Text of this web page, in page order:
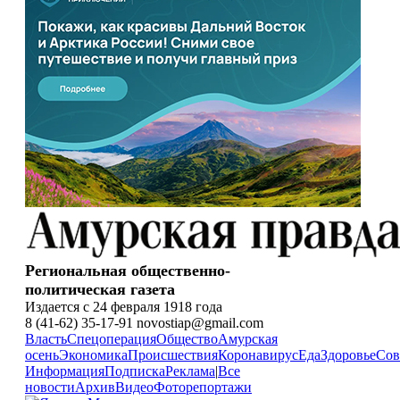
Региональная общественно-
политическая газета
Издается с 24 февраля 1918 года
8 (41-62) 35-17-91 novostiap@gmail.com
ВластьСпецоперацияОбществоАмурская
осеньЭкономикаПроисшествияКоронавирусЕдаЗдоровье
ИнформацияПодпискаРеклама|Все
новостиАрхивВидеоФоторепортажи